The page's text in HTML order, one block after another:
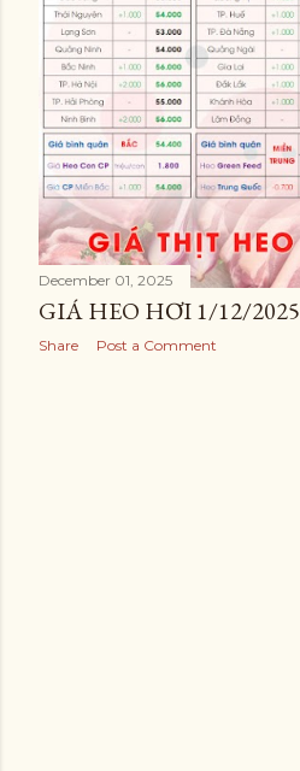
December 01, 2025
GIÁ HEO HƠI 1/12/2025
Share Post a Comment